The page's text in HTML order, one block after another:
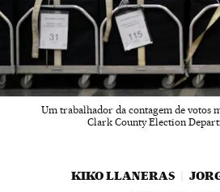
Um trabalhador da contagem de votos
Clark County Election
KIKO LLANERAS